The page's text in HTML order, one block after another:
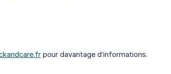
pour davantage d’informations.